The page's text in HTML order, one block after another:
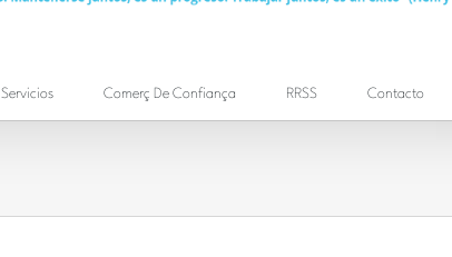
Servicios Comerç De Confiança RRSS Contacto